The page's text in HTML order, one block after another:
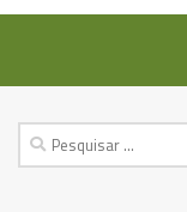
Pesquisar
por: